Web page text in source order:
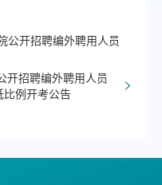
公开招聘编外聘用人员
开招聘编外聘用人员
比例开考公告